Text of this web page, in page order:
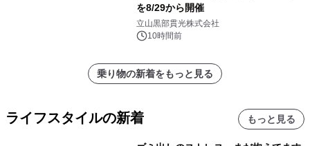
を8/29から開催
立山黒部貫光株式会社
10時間前
乗り物の新着をもっと見る
ライフスタイルの新着 もっと見る